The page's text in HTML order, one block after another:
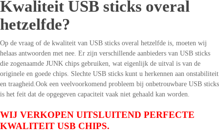
Kwaliteit USB sticks overal
hetzelfde?
Op de vraag of de kwaliteit van USB sticks overal hetzelfde is, moeten wij
helaas antwoorden met nee. Er zijn verschillende aanbieders van USB sticks
die zogenaamde JUNK chips gebruiken, wat eigenlijk de uitval is van de
originele en goede chips. Slechte USB sticks kunt u herkennen aan onstabiliteit
en traagheid.Ook een veelvoorkomend probleem bij onbetrouwbare USB sticks
is het feit dat de opgegeven capaciteit vaak niet gehaald kan worden.
WIJ VERKOPEN UITSLUITEND PERFECTE
KWALITEIT USB CHIPS.